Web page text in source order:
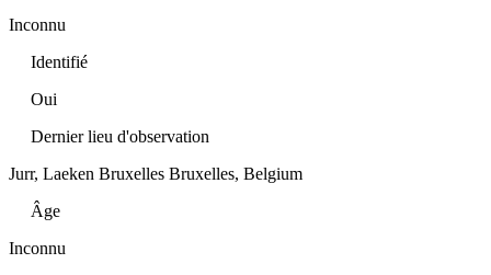
Inconnu
Identifié
Oui
Dernier lieu d'observation
Jurr, Laeken Bruxelles Bruxelles, Belgium
Âge
Inconnu